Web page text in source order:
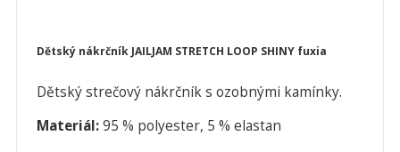
Dětský nákrčník JAILJAM STRETCH LOOP SHINY fuxia
Dětský strečový nákrčník s ozobnými kamínky.
Materiál:95 % polyester, 5 % elastan